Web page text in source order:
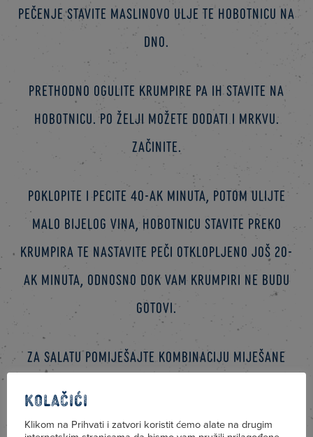
pečenje stavite maslinovo ulje te hobotnicu na
dno.
Prethodno ogulite krumpire pa ih stavite na
hobotnicu. Po želji možete dodati i mrkvu.
Začinite.
Poklopite i pecite 40-ak minuta, potom ulijte
malo bijelog vina, hobotnicu stavite preko
krumpira te nastavite peči otklopljeno još 20-
ak minuta, odnosno dok vam krumpiri ne budu
gotovi.
Za salatu pomiješajte kombinaciju miješane
prepolovljene cherry rajčice i listiće
Kolačići
Klikom na Prihvati i zatvori koristit ćemo alate na drugim